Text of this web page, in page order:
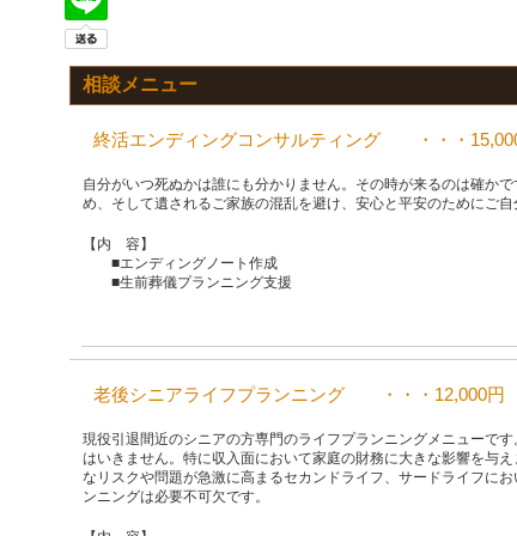
相談メニュー
終活エンディングコンサルティング ・・・
自分がいつ死ぬかは誰にも分かりません。その時が来るのは確か
め、そして遺されるご家族の混乱を避け、安心と平安のためにご
【内 容】
■エンディングノート作成
■生前葬儀プランニング支援
老後シニアライフプランニング ・・・12,000円
現役引退間近のシニアの方専門のライフプランニングメニューで
はいきません。特に収入面において家庭の財務に大きな影響を与
なリスクや問題が急激に高まるセカンドライフ、サードライフに
ンニングは必要不可欠です。